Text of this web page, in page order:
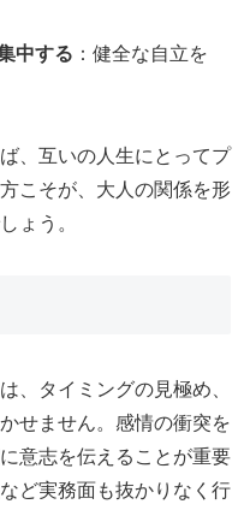
中する ：健全な自立を
、互いの人生にとってプ
こそが、大人の関係を形
ょう。
、タイミングの見極め、
せません。感情の衝突を
意志を伝えることが重要
ど実務面も抜かりなく行